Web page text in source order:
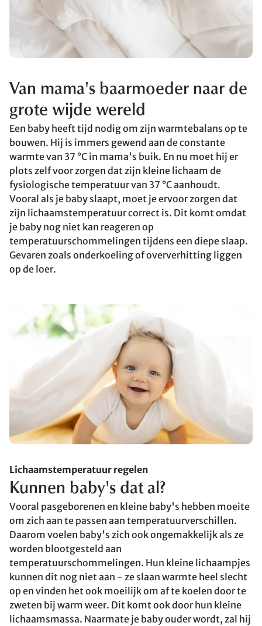
Van mama's baarmoeder naar de
grote wijde wereld
Een baby heeft tijd nodig om zijn warmtebalans op te
bouwen. Hij is immers gewend aan de constante
warmte van 37 °C in mama's buik. En nu moet hij er
plots zelf voor zorgen dat zijn kleine lichaam de
fysiologische temperatuur van 37 °C aanhoudt.
Vooral als je baby slaapt, moet je ervoor zorgen dat
zijn lichaamstemperatuur correct is. Dit komt omdat
je baby nog niet kan reageren op
temperatuurschommelingen tijdens een diepe slaap.
Gevaren zoals onderkoeling of oververhitting liggen
op de loer.
Lichaamstemperatuur regelen
Kunnen baby's dat al?
Vooral pasgeborenen en kleine baby's hebben moeite
om zich aan te passen aan temperatuurverschillen.
Daarom voelen baby's zich ook ongemakkelijk als ze
worden blootgesteld aan
temperatuurschommelingen. Hun kleine lichaampjes
kunnen dit nog niet aan - ze slaan warmte heel slecht
op en vinden het ook moeilijk om af te koelen door te
zweten bij warm weer. Dit komt ook door hun kleine
lichaamsmassa. Naarmate je baby ouder wordt, zal hij